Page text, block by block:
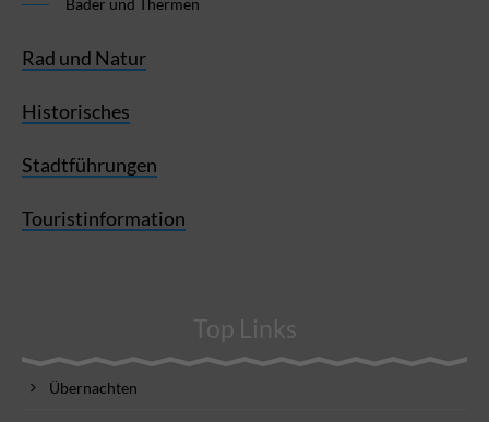
Bäder und Thermen
Rad und Natur
Historisches
Stadtführungen
Touristinformation
Top Links
Übernachten